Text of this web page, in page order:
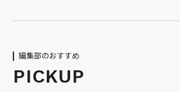
編集部のおすすめ
PICKUP